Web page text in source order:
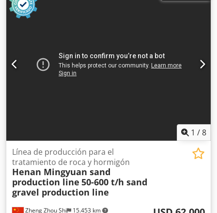
1 /8
Zheng Zhou Shi 15.453 km
Línea de producción para el
tratamiento de roca y hormigón
Henan Mingyuan sand
production line 50-600 t/h sand
gravel production line